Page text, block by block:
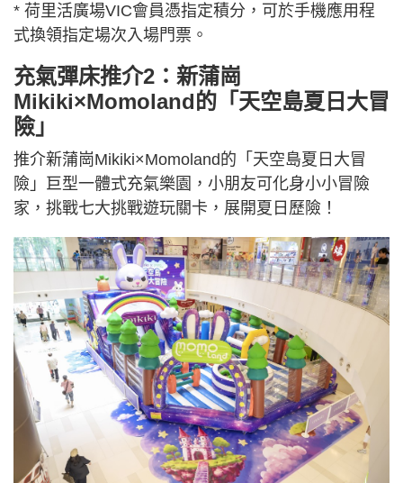
* 荷里活廣場VIC會員憑指定積分，可於手機應用程
式換領指定場次入場門票。
充氣彈床推介2：新蒲崗
Mikiki×Momoland的「天空島夏日大冒
險」
推介新蒲崗Mikiki×Momoland的「天空島夏日大冒
險」巨型一體式充氣樂園，小朋友可化身小小冒險
家，挑戰七大挑戰遊玩關卡，展開夏日歷險！